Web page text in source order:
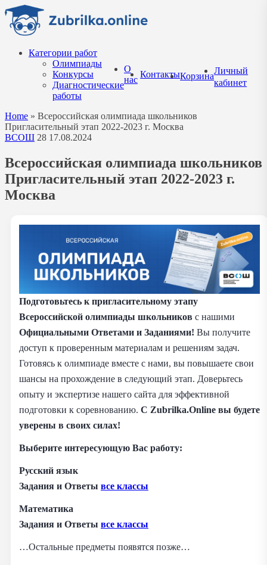
Перейти
содержанию
Категории работ
Олимпиады
Конкурсы
Диагностические
работы
О
нас
КонтактыКорзина
Личный
кабинет
Home » Всероссийская олимпиада школьников
Пригласительный этап 2022-2023 г. Москва
ВСОШ 28 17.08.2024
Всероссийская олимпиада школьников
Пригласительный этап 2022-2023 г.
Москва
Подготовьтесь к пригласительному этапу
Всероссийской олимпиады школьников с нашими
Официальными Ответами и Заданиями! Вы получите
доступ к проверенным материалам и решениям задач.
Готовясь к олимпиаде вместе с нами, вы повышаете свои
шансы на прохождение в следующий этап. Доверьтесь
опыту и экспертизе нашего сайта для эффективной
подготовки к соревнованию. С Zubrilka.Online вы будете
уверены в своих силах!
Выберите интересующую Вас работу:
Русский язык
Задания и Ответы все классы
Математика
Задания и Ответы все классы
…Остальные предметы появятся позже…